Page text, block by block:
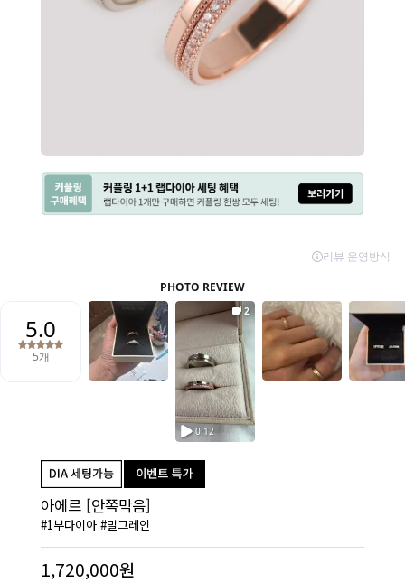
아에르 [안쪽막음]
#1부다이아 #밀그레인
1,720,000원